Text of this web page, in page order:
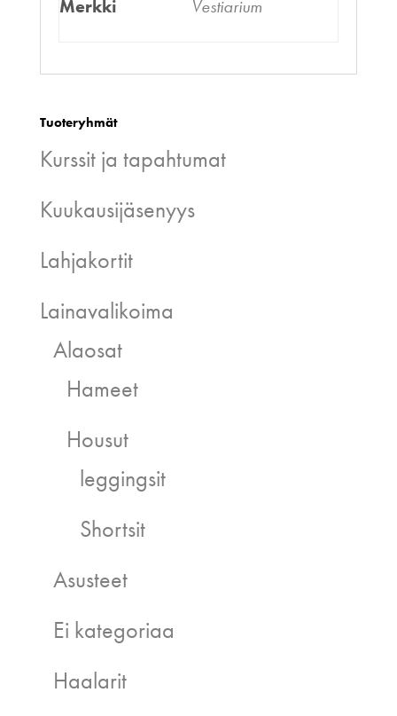
Merkki Vestiarium
Tuoteryhmät
Kurssit ja tapahtumat
Kuukausijäsenyys
Lahjakortit
Lainavalikoima
Alaosat
Hameet
Housut
leggingsit
Shortsit
Asusteet
Ei kategoriaa
Haalarit